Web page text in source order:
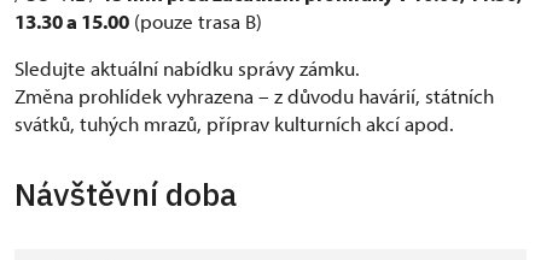
13.30 a 15.00 (pouze trasa B)
Sledujte aktuální nabídku správy zámku.
Změna prohlídek vyhrazena – z důvodu havárií, státních
svátků, tuhých mrazů, příprav kulturních akcí apod.
Návštěvní doba